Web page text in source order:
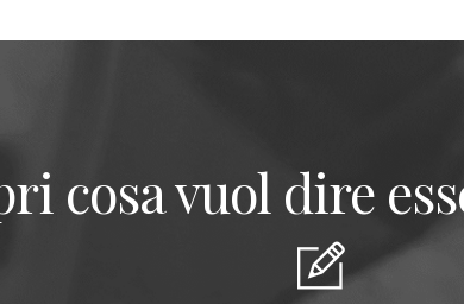
cosa vuol dire